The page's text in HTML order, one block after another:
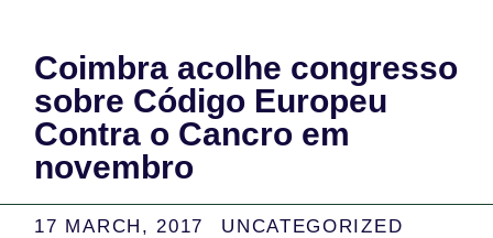
Coimbra acolhe congresso
sobre Código Europeu
Contra o Cancro em
novembro
17 MARCH, 2017 UNCATEGORIZED